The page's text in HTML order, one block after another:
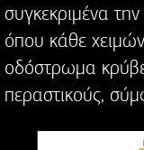
συγκεκριμένα
όπου κάθε
οδόστρωμα
περαστικούς,